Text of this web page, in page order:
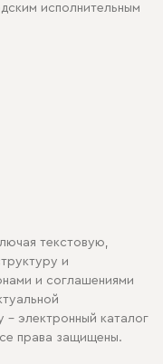
исполнительным
текстовую,
и
и соглашениями
- электронный каталог
права защищены.